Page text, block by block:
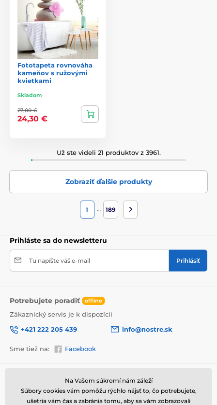
Fototapeta rovnováha
kameňov s ružovými
kvietkami
Skladom
27,00 €
24,30 €
Už ste videli 21 produktov z 3961.
Zobraziť ďalšie produkty
1 … 189
Prihláste sa do newsletteru
Tu napíšte váš e-mail Prihlásiť
Potrebujete poradiť offline
Zákaznický servis je k dispozícii
+421 222 205 439
info@nostre.sk
Sme tiež na: Facebook
Informácie o nákupe
Obchodné a reklamačné
podmienky
Užitočné informácie
Často kladené otázky
Na Vašom súkromí nám záleží
Súbory cookies vám pomôžu rýchlo nájsť to, čo potrebujete,
ušetria vám čas a zabránia tomu, aby sa vám zobrazovali